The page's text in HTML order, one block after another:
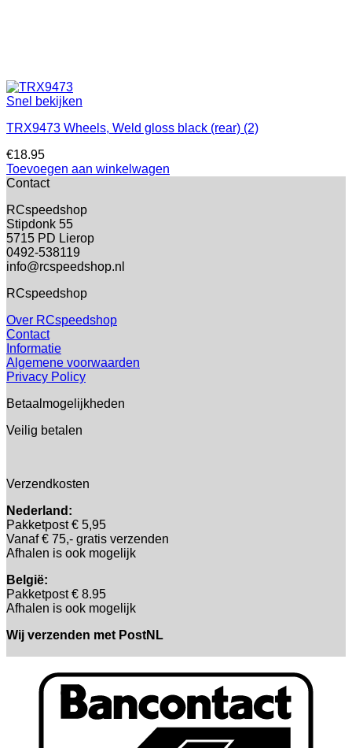
Snel bekijken
TRX9473 Wheels, Weld gloss black (rear) (2)
€18.95
Toevoegen aan winkelwagen
Contact
RCspeedshop
Stipdonk 55
5715 PD Lierop
0492-538119
info@rcspeedshop.nl
RCspeedshop
Over RCspeedshop
Contact
Informatie
Algemene voorwaarden
Privacy Policy
Betaalmogelijkheden
Veilig betalen
Verzendkosten
Nederland:
Pakketpost € 5,95
Vanaf € 75,- gratis verzenden
Afhalen is ook mogelijk
België:
Pakketpost € 8.95
Afhalen is ook mogelijk
Wij verzenden met PostNL